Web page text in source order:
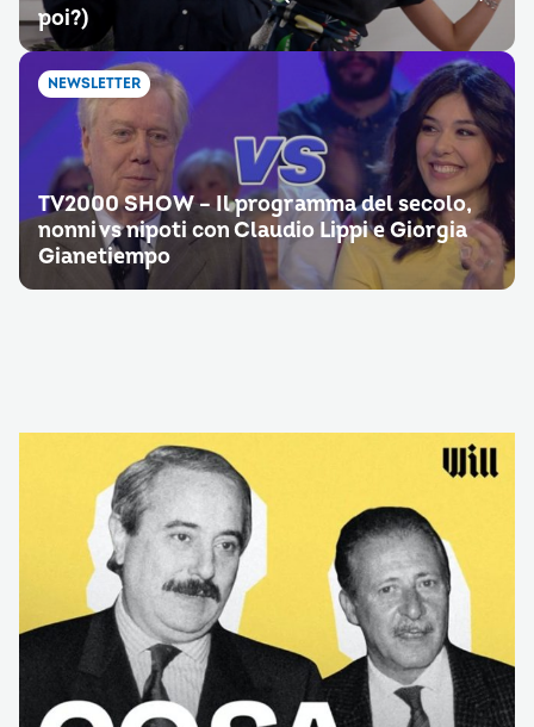
poi?)
NEWSLETTER
TV2000 SHOW – Il programma del secolo,
nonni vs nipoti con Claudio Lippi e Giorgia
Gianetiempo